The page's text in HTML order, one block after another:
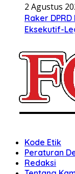
2 Agustus
Raker
Eksekutif-
Kode Etik
Peraturan
Redaksi